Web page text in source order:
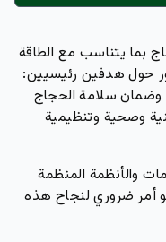
بما يتناسب مع الطاقة
حول هدفين رئيسيين:
وضمان سلامة الحجاج
وصحية وتنظيمية
والأنظمة المنظمة
أمر ضروري لنجاح هذه